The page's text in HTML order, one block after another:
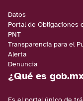
Datos
Portal de Obligaciones
PNT
Transparencia para el
Alerta
Denuncia
¿Qué es